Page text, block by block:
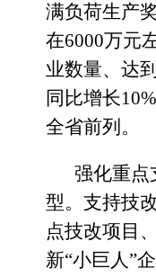
满负荷生产
在6000万元
业数量、 达
同比增长
全省前列。
强化重点
型。 支持技
点技改项目、
新“小巨人”